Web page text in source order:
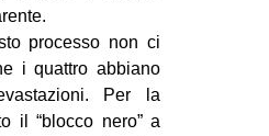
processo non ci
i quattro abbiano
Per la
il “blocco nero” a